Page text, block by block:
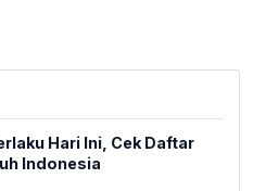
Indonesia